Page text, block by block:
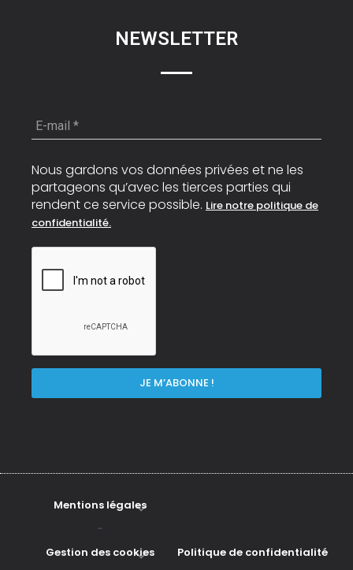
NEWSLETTER
E-
mail
Nous gardons vos données privées et ne les
partageons qu’avec les tierces parties qui
rendent ce service possible. Lire notre politique de
confidentialité.
Mentions légales
-
Gestion des cookies
Politique de confidentialité